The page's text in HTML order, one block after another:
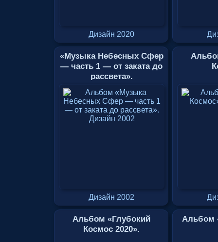
Дизайн 2020
«Музыка Небесных Сфер
— часть 1 — от заката до
рассвета».
Дизайн 2002
Альбом «Глубокий
Космос 2020».
Альбом